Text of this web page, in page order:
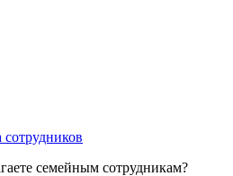
семейным сотрудникам?